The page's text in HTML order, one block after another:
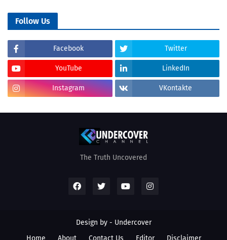
Follow Us
Facebook Twitter
YouTube LinkedIn
Instagram VKontakte
The Truth Uncovered
Design by - Undercover
Home
About Contact Us Editor Disclaimer